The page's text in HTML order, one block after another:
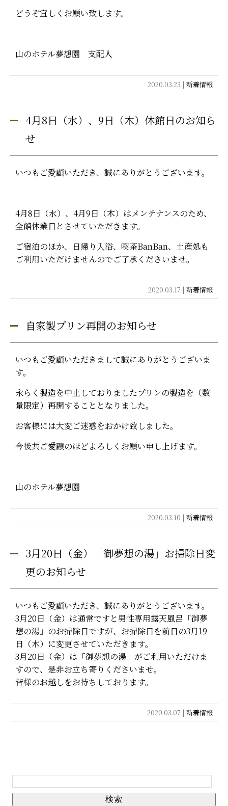
どうぞ宜しくお願い致します。
山のホテル夢想園 支配人
2020.03.23 | 新着情報
4月8日（水）、9日（木）休館日のお知ら
せ
いつもご愛顧いただき、誠にありがとうございます。
4月8日（水）、4月9日（木）はメンテナンスのため、
全館休業日とさせていただきます。
ご宿泊のほか、日帰り入浴、喫茶BanBan、土産処も
ご利用いただけませんのでご了承くださいませ。
2020.03.17 | 新着情報
自家製プリン再開のお知らせ
いつもご愛顧いただきまして誠にありがとうございま
す。
永らく製造を中止しておりましたプリンの製造を（数
量限定）再開することとなりました。
お客様には大変ご迷惑をおかけ致しました。
今後共ご愛顧のほどよろしくお願い申し上げます。
山のホテル夢想園
2020.03.10 | 新着情報
3月20日（金）「御夢想の湯」お掃除日変
更のお知らせ
いつもご愛顧いただき、誠にありがとうございます。
3月20日（金）は通常ですと男性専用露天風呂「御夢
想の湯」のお掃除日ですが、お掃除日を前日の3月19
日（木）に変更させていただきます。
3月20日（金）は「御夢想の湯」がご利用いただけま
すので、是非お立ち寄りくださいませ。
皆様のお越しをお待ちしております。
2020.03.07 | 新着情報